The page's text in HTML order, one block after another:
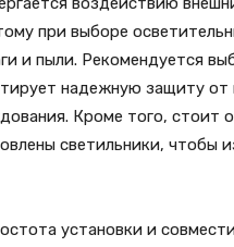
при выборе
и пыли. Рекомендуется
надежную защиту от
Кроме того, стоит
светильники, чтобы
установки и